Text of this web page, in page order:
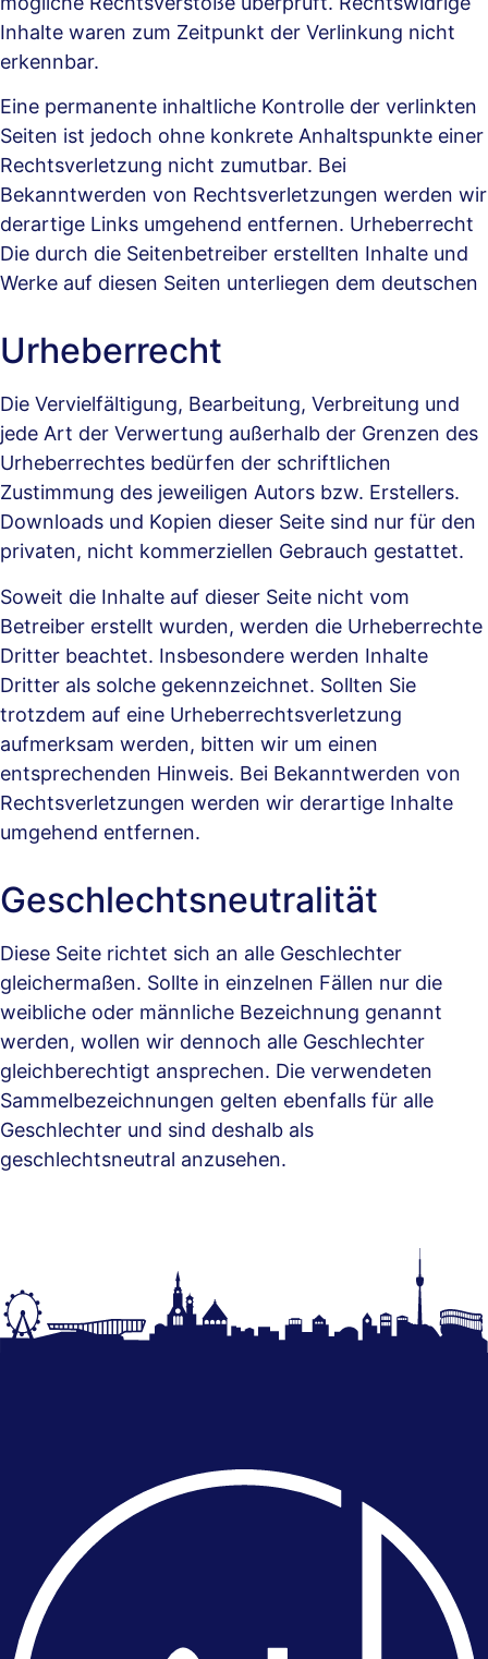
Inhalte waren zum Zeitpunkt der Verlinkung nicht
erkennbar.
Eine permanente inhaltliche Kontrolle der verlinkten
Seiten ist jedoch ohne konkrete Anhaltspunkte einer
Rechtsverletzung nicht zumutbar. Bei
Bekanntwerden von Rechtsverletzungen werden wir
derartige Links umgehend entfernen. Urheberrecht
Die durch die Seitenbetreiber erstellten Inhalte und
Werke auf diesen Seiten unterliegen dem deutschen
Urheberrecht
Die Vervielfältigung, Bearbeitung, Verbreitung und
jede Art der Verwertung außerhalb der Grenzen des
Urheberrechtes bedürfen der schriftlichen
Zustimmung des jeweiligen Autors bzw. Erstellers.
Downloads und Kopien dieser Seite sind nur für den
privaten, nicht kommerziellen Gebrauch gestattet.
Soweit die Inhalte auf dieser Seite nicht vom
Betreiber erstellt wurden, werden die Urheberrechte
Dritter beachtet. Insbesondere werden Inhalte
Dritter als solche gekennzeichnet. Sollten Sie
trotzdem auf eine Urheberrechtsverletzung
aufmerksam werden, bitten wir um einen
entsprechenden Hinweis. Bei Bekanntwerden von
Rechtsverletzungen werden wir derartige Inhalte
umgehend entfernen.
Geschlechts­neutralität
Diese Seite richtet sich an alle Geschlechter
gleichermaßen. Sollte in einzelnen Fällen nur die
weibliche oder männliche Bezeichnung genannt
werden, wollen wir dennoch alle Geschlechter
gleichberechtigt ansprechen. Die verwendeten
Sammelbezeichnungen gelten ebenfalls für alle
Geschlechter und sind deshalb als
geschlechtsneutral anzusehen.